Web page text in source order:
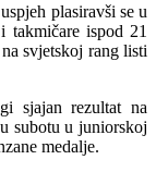
plasiravši se u
takmičare ispod 21
svjetskoj rang listi
sjajan rezultat na
subotu u juniorskoj
medalje.